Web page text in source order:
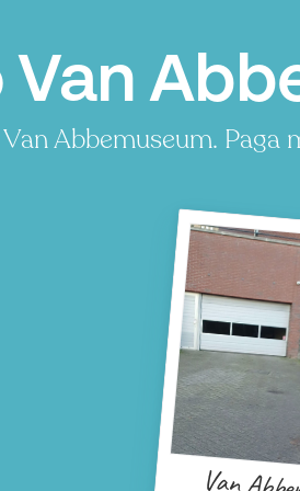
Abbemuseum. Paga